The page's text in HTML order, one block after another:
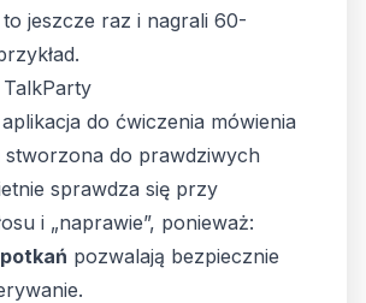
jeszcze raz i nagrali 60-
do ćwiczenia mówienia
stworzona do prawdziwych
sprawdza się przy
i „naprawie”, ponieważ:
pozwalają bezpiecznie